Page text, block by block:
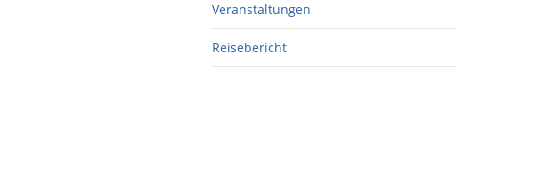
Veranstaltungen
Reisebericht